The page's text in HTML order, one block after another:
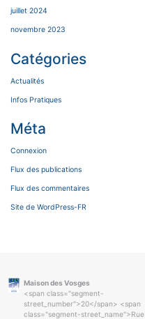
juillet 2024
novembre 2023
Catégories
Actualités
Infos Pratiques
Méta
Connexion
Flux des publications
Flux des commentaires
Site de WordPress-FR
Maison des Vosges
<span class="segment-
street_number">20</span> <span
class="segment-street_name">Rue